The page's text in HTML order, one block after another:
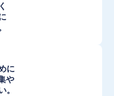
に
や
。